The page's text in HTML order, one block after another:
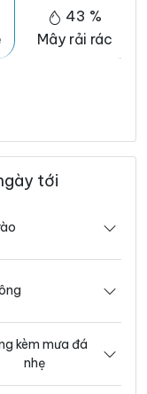
43 %
Mây rải rác
tới
kèm mưa đá
nhẹ